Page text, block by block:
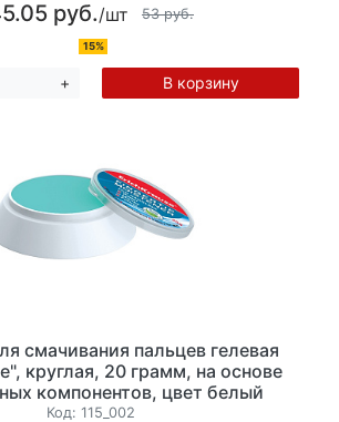
руб./шт 53 руб.
15%
+ В корзину
смачивания пальцев гелевая
круглая, 20 грамм, на основе
компонентов, цвет белый
Код: 115_002